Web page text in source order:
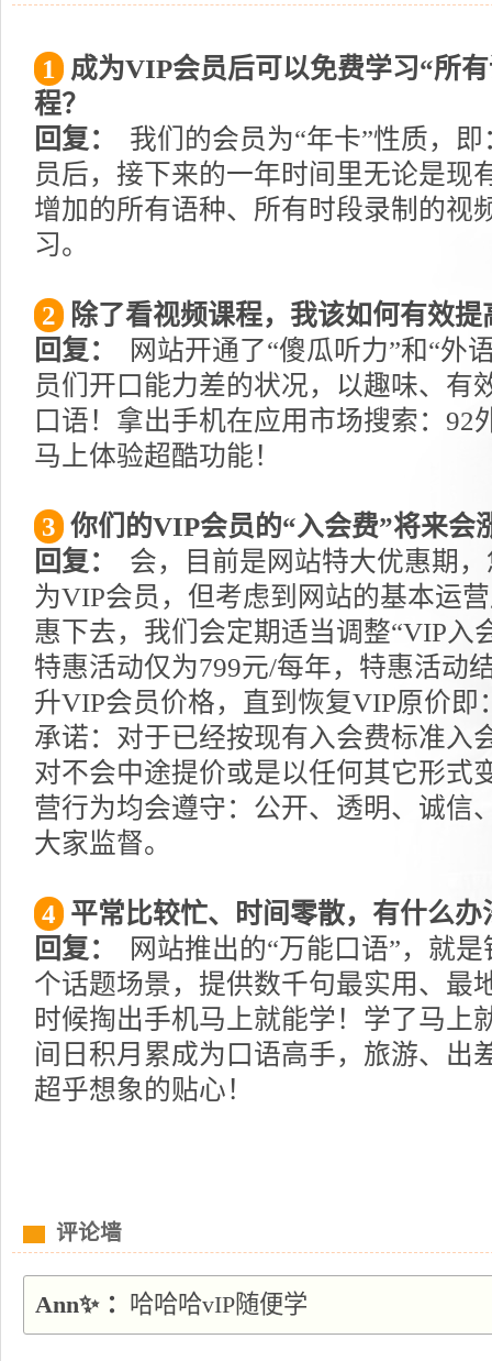
1 成为VIP会员后可以免费学习“所
程？
回复：
我们的会员为“年卡”性质，
员后，接下来的一年时间里无论是现
增加的所有语种、所有时段录制的视
习。
2
除了看视频课程，我该如何有效
回复：
网站开通了“傻瓜听力”和“外
员们开口能力差的状况，以趣味、有
口语！拿出手机在应用市场搜索：92
马上体验超酷功能！
3 你们的VIP会员的“入会费”将来会
回复：
会，目前是网站特大优惠期
为VIP会员，但考虑到网站的基本运
惠下去，我们会定期适当调整“VIP入
特惠活动仅为799元/每年，特惠活动
升VIP会员价格，直到恢复VIP原价即
承诺：对于已经按现有入会费标准入
对不会中途提价或是以任何其它形式
营行为均会遵守：公开、透明、诚信
大家监督。
4 平常比较忙、时间零散，有什么
回复：
网站推出的“万能口语”，就
个话题场景，提供数千句最实用、最
时候掏出手机马上就能学！学了马上
间日积月累成为口语高手，旅游、出
超乎想象的贴心！
评论墙
Ann✨ ： 哈哈哈vIP随便学